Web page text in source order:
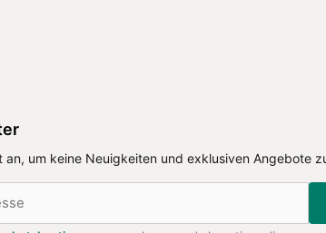
an, um keine Neuigkeiten und exklusiven Angebote